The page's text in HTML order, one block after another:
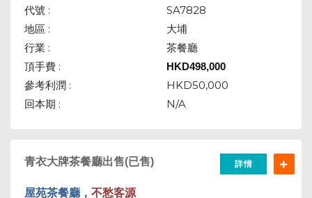
代號 :
SA7828
地區 :
大埔
行業 :
茶餐廳
頂手費 :
HKD498,000
參考利潤 :
HKD50,000
回本期 :
N/A
青衣大牌茶餐廳出售(已售) 詳情
屋苑茶餐廳， 不愁客源